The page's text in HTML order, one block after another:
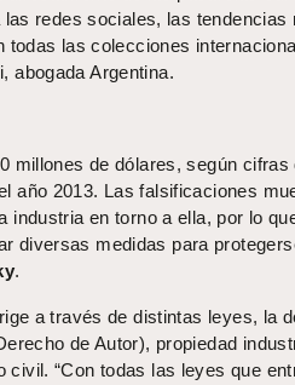
redes sociales, las tendencias
todas las colecciones
abogada Argentina.
millones de dólares, según cifras
año 2013. Las falsificaciones
industria en torno a ella, por lo
diversas medidas para
.
a través de distintas leyes, la
de Autor), propiedad
civil. “Con todas las leyes que